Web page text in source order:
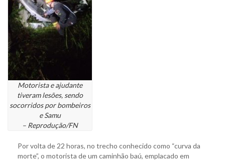
Motorista e ajudante
tiveram lesões, sendo
socorridos por bombeiros
e Samu
– Reprodução/FN
Por volta de 22 horas, no trecho conhecido como “curva da
morte”, o motorista de um caminhão baú, emplacado em